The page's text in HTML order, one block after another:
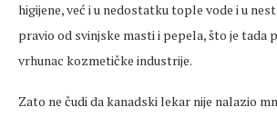
higijene, već i u nedostatku tople vode i u
pravio od svinjske masti i pepela, što je tada
vrhunac kozmetičke industrije.
Zato ne čudi da kanadski lekar nije nalazio